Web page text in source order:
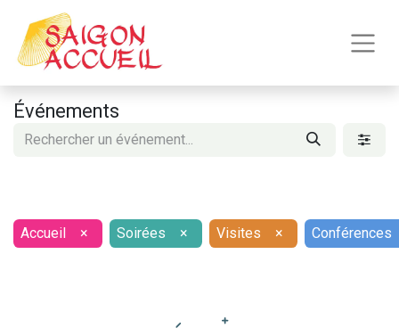
Événements
Accueil × Soirées × Visites × Conférences